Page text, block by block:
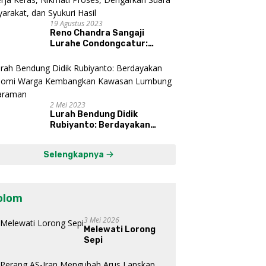
19 Agustus 2023
Reno Chandra Sangaji
Lurahe Condongcatur:
Proses, Dengarkan Suara
Masyarakat, dan Syukuri
Hasil
2 Mei 2023
Lurah Bendung Didik
Rubiyanto: Berdayakan
Mataraman
Selengkapnya
3 Mei 2026
Melewati Lorong
Sepi